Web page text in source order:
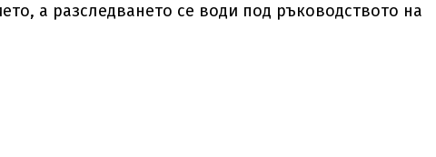
а разследването се води под ръководството на